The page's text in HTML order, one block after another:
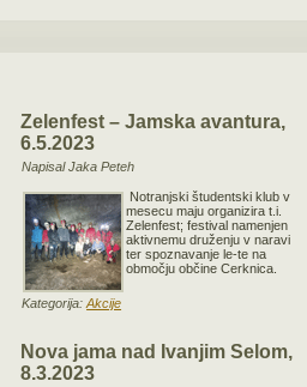
Zelenfest – Jamska avantura,
6.5.2023
Napisal Jaka Peteh
Notranjski študentski klub v
mesecu maju organizira t.i.
Zelenfest; festival namenjen
aktivnemu druženju v naravi
ter spoznavanje le-te na
območju občine Cerknica.
Kategorija:Akcije
Nova jama nad Ivanjim Selom,
8.3.2023